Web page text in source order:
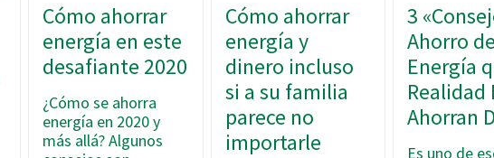
Cómo ahorrar
energía en este
desafiante 2020
¿Cómo se ahorra
energía en 2020 y
más allá? Algunos
Cómo ahorrar
energía y
dinero incluso
si a su familia
parece no
importarle
3
Ahorro de
Energía
Realidad
Ahorran
Es uno de